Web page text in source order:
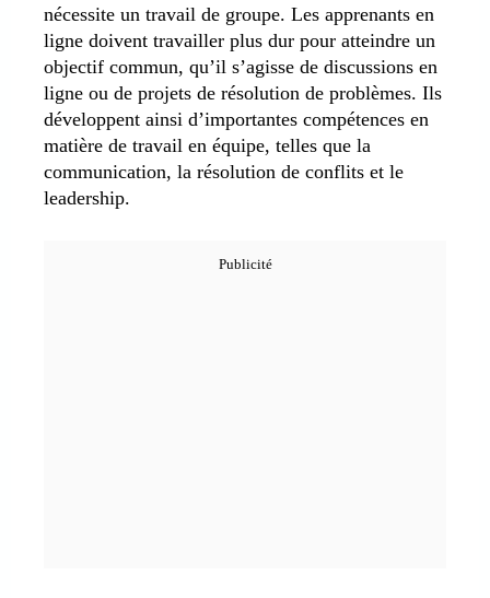
nécessite un travail de groupe. Les apprenants en
ligne doivent travailler plus dur pour atteindre un
objectif commun, qu’il s’agisse de discussions en
ligne ou de projets de résolution de problèmes. Ils
développent ainsi d’importantes compétences en
matière de travail en équipe, telles que la
communication, la résolution de conflits et le
leadership.